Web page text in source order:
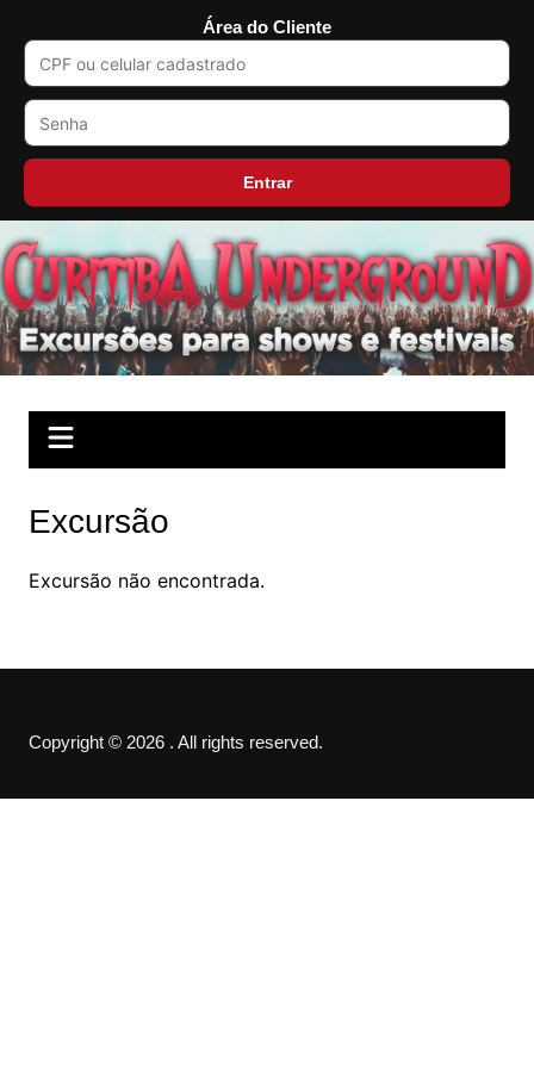
Área do Cliente
Entrar
para
o
conteúdo
Excursão
Excursão não encontrada.
Copyright © 2026 . All rights reserved.